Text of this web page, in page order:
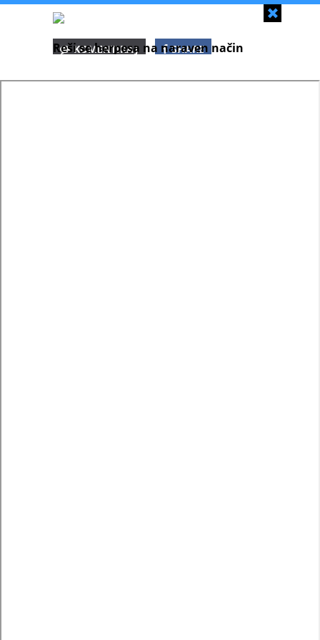
Reši se herpesa na naraven način
KOMENTIRAJ SHARE
SHARE SHARE
Zapri